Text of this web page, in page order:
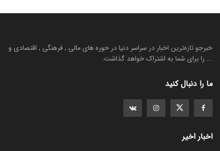
خبرجو تازه‌ترین اخبار در سراسر دنیا در حوره های مالی , فرهنگی , اقتصادی و
... را برای شما به اشتراک خواهد گذاشت.
ما را دنبال کنید
اخبار اخیر